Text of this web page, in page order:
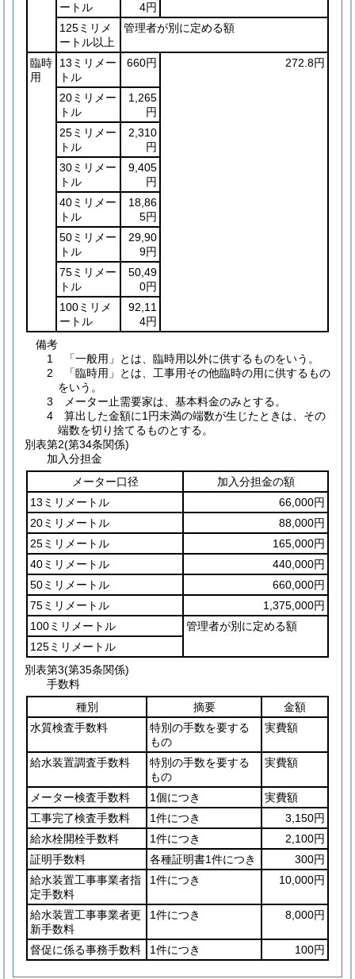
ートル
4円
125ミリメ
ートル以上
管理者が別に定める額
臨時
用
13ミリメー
トル
660円 272.8円
20ミリメー
トル
1,265
円
25ミリメー
トル
2,310
円
30ミリメー
トル
9,405
円
40ミリメー
トル
18,86
5円
50ミリメー
トル
29,90
9円
75ミリメー
トル
50,49
0円
100ミリメ
ートル
92,11
4円
備考
1 「一般用」とは、臨時用以外に供するものをいう。
2 「臨時用」とは、工事用その他臨時の用に供するもの
をいう。
3 メーター止需要家は、基本料金のみとする。
4 算出した金額に1円未満の端数が生じたときは、その
端数を切り捨てるものとする。
別表第2(第34条関係)
加入分担金
メーター口径
加入分担金の額
13ミリメートル
66,000円
20ミリメートル
88,000円
25ミリメートル
165,000円
40ミリメートル
440,000円
50ミリメートル
660,000円
75ミリメートル
1,375,000円
100ミリメートル
管理者が別に定める額
125ミリメートル
別表第3(第35条関係)
手数料
種別
摘要
金額
水質検査手数料
特別の手数を要する
もの
実費額
給水装置調査手数料
特別の手数を要する
もの
実費額
メーター検査手数料 1個につき
実費額
工事完了検査手数料
1件につき
3,150円
給水栓開栓手数料
1件につき
2,100円
証明手数料
各種証明書1件につき
300円
給水装置工事事業者指
定手数料
1件につき 10,000円
給水装置工事事業者更
新手数料
1件につき 8,000円
督促に係る事務手数料 1件につき 100円